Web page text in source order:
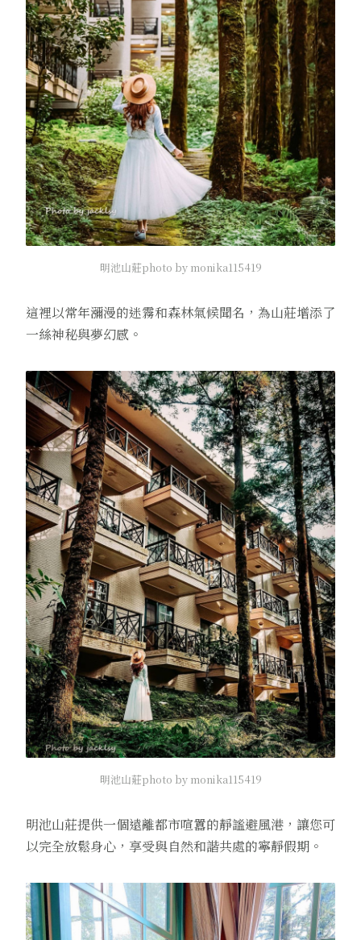
明池山莊photo by monika115419
這裡以常年瀰漫的迷霧和森林氣候聞名，為山莊增添了
一絲神秘與夢幻感。
明池山莊photo by monika115419
明池山莊提供一個遠離都市喧囂的靜謐避風港，讓您可
以完全放鬆身心，享受與自然和諧共處的寧靜假期。